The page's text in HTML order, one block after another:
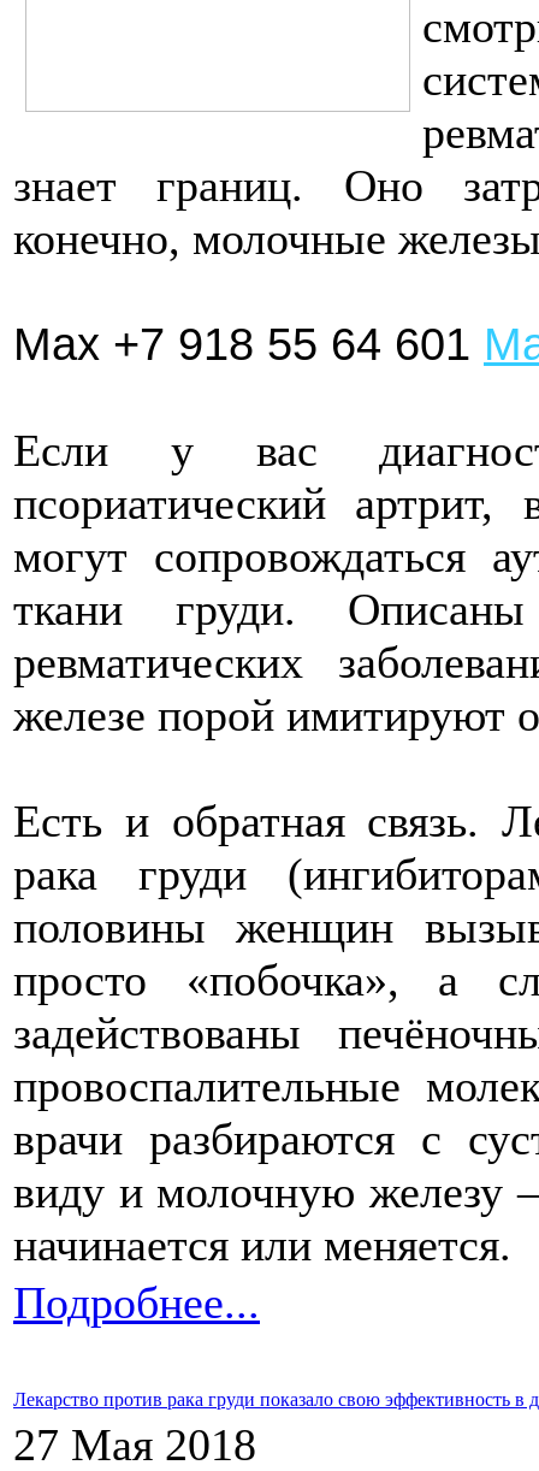
знает границ. Оно
конечно, молочные
Max +7 918 55 64 601
Если у вас
псориатический
могут сопровождаться
ткани груди.
ревматических
железе порой имитируют
Есть и обратная связь.
рака груди
половины женщин
просто «побочка», а
задействованы
провоспалительные
врачи разбираются с
виду и молочную железу
начинается или меняется.
Подробнее...
Лекарство против рака груди показало свою эффективность в
27 Мая 2018